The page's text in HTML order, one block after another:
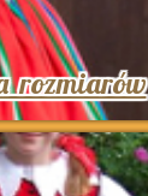
rozmiarów